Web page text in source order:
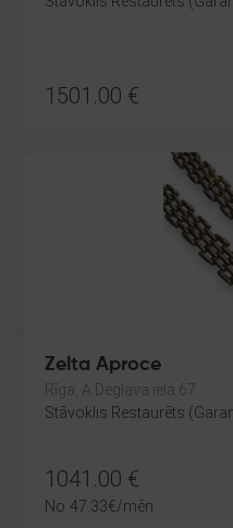
1501.00 €
Zelta Aproce
Rīga, A.Deglava iela 67
Stāvoklis Restaurēts
1041.00 €
No 47.33€/mēn.